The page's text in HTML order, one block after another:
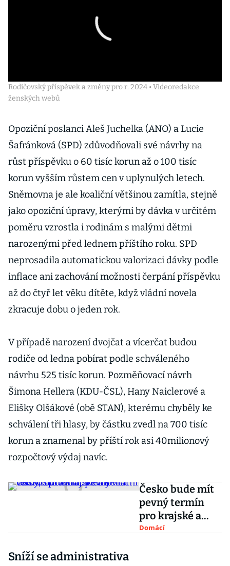
Rodičovský příspěvek a změny pro r. 2024 • Videoredakce
ženských webů
Opoziční poslanci Aleš Juchelka (ANO) a Lucie
Šafránková (SPD) zdůvodňovali své návrhy na
růst příspěvku o 60 tisíc korun až o 100 tisíc
korun vyšším růstem cen v uplynulých letech.
Sněmovna je ale koaliční většinou zamítla, stejně
jako opoziční úpravy, kterými by dávka v určitém
poměru vzrostla i rodinám s malými dětmi
narozenými před lednem příštího roku. SPD
neprosadila automatickou valorizaci dávky podle
inflace ani zachování možnosti čerpání příspěvku
až do čtyř let věku dítěte, když vládní novela
zkracuje dobu o jeden rok.
V případě narození dvojčat a vícerčat budou
rodiče od ledna pobírat podle schváleného
návrhu 525 tisíc korun. Pozměňovací návrh
Šimona Hellera (KDU-ČSL), Hany Naiclerové a
Elišky Olšákové (obě STAN), kterému chyběly ke
schválení tři hlasy, by částku zvedl na 700 tisíc
korun a znamenal by příští rok asi 40milionový
rozpočtový výdaj navíc.
Česko bude mít
pevný termín
pro krajské a
senátní volby,
Domácí
Sníží se administrativa